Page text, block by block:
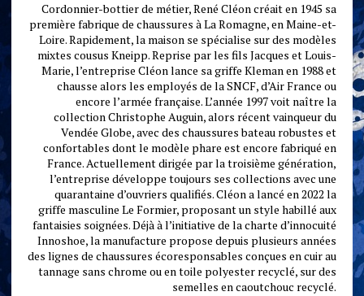
Cordonnier-bottier de métier, René Cléon créait en 1945 sa
première fabrique de chaussures à La Romagne, en Maine-et-
Loire. Rapidement, la maison se spécialise sur des modèles
mixtes cousus Kneipp. Reprise par les fils Jacques et Louis-
Marie, l’entreprise Cléon lance sa griffe Kleman en 1988 et
chausse alors les employés de la SNCF, d’Air France ou
encore l’armée française. L’année 1997 voit naître la
collection Christophe Auguin, alors récent vainqueur du
Vendée Globe, avec des chaussures bateau robustes et
confortables dont le modèle phare est encore fabriqué en
France. Actuellement dirigée par la troisième génération,
l’entreprise développe toujours ses collections avec une
quarantaine d’ouvriers qualifiés. Cléon a lancé en 2022 la
griffe masculine Le Formier, proposant un style habillé aux
fantaisies soignées. Déjà à l’initiative de la charte d’innocuité
Innoshoe, la manufacture propose depuis plusieurs années
des lignes de chaussures écoresponsables conçues en cuir au
tannage sans chrome ou en toile polyester recyclé, sur des
semelles en caoutchouc recyclé.